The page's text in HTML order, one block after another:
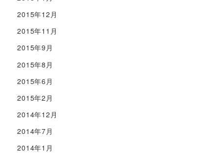
2015年12月
2015年11月
2015年9月
2015年8月
2015年6月
2015年2月
2014年12月
2014年7月
2014年1月